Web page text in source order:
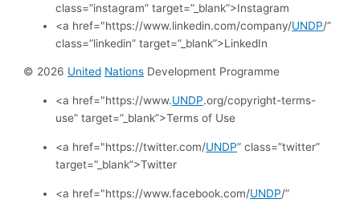
class=”instagram” target=”_blank”>Instagram
<a href="https://www.linkedin.com/company/UNDP/”
class=”linkedin” target=”_blank”>LinkedIn
© 2026 United Nations Development Programme
<a href="https://www.UNDP.org/copyright-terms-
use” target=”_blank”>Terms of Use
<a href="https://twitter.com/UNDP” class=”twitter”
target=”_blank”>Twitter
<a href="https://www.facebook.com/UNDP/”